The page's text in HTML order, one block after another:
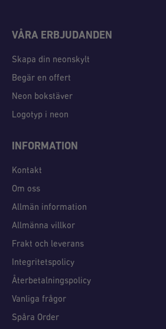
VÅRA ERBJUDANDEN
Skapa din neonskylt
Begär en offert
Neon bokstäver
Logotyp i neon
INFORMATION
Kontakt
Om oss
Allmän information
Allmänna villkor
Frakt och leverans
Integritetspolicy
Återbetalningspolicy
Vanliga frågor
Spåra Order